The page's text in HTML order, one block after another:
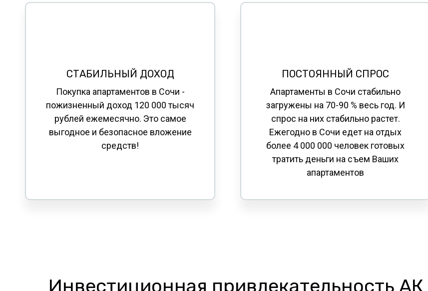
СТАБИЛЬНЫЙ ДОХОД
Покупка апартаментов в Сочи -
пожизненный доход 120 000 тысяч
рублей ежемесячно. Это самое
выгодное и безопасное вложение
средств!
ПОСТОЯННЫЙ СПРОС
Апартаменты в Сочи стабильно
загружены на 70-90 % весь год. И
спрос на них стабильно растет.
Ежегодно в Сочи едет на отдых
более 4 000 000 человек готовых
тратить деньги на съем Ваших
апартаментов
Инвестиционная привлекательность